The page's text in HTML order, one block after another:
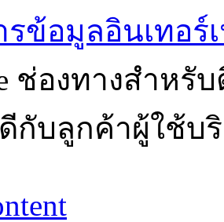
ข้อมูลอินเทอร์
ช่องทางสำห
กับลูกค้าผู้ใช้บ